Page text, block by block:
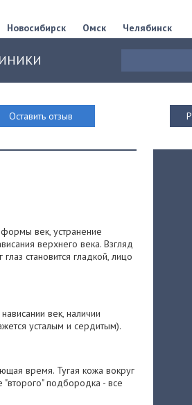
Новосибирск Омск Челябинск
Оставить отзыв
век, устранение
верхнего века. Взгляд
становится гладкой, лицо
век, наличии
усталым и сердитым).
время. Тугая кожа вокруг
"второго" подбородка - все